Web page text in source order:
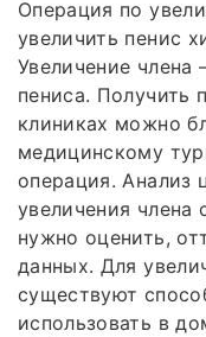
Операция по
увеличить пенис
Увеличение
пениса. Получить
клиниках можно
медицинскому
операция.
увеличения
нужно оценить,
данных. Для
существуют
использовать в